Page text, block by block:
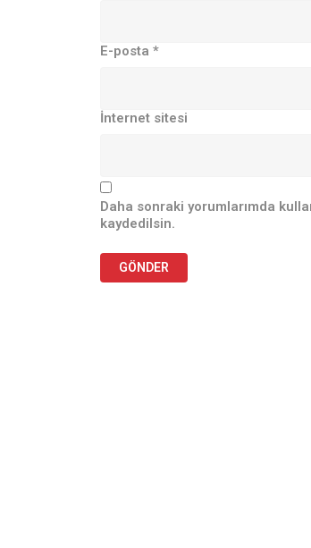
E-posta *
İnternet sitesi
Daha sonraki yorumlarımda
kaydedilsin.